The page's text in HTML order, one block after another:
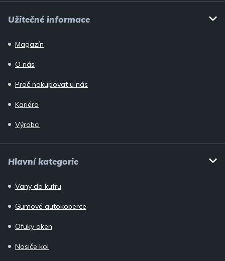
Užitečné informace
Magazín
O nás
Proč nakupovat u nás
Kariéra
Výrobci
Hlavní kategorie
Vany do kufru
Gumové autokoberce
Ofuky oken
Nosiče kol